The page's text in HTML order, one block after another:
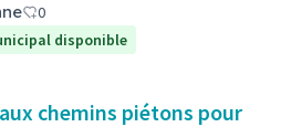
0
disponible
chemins piétons pour